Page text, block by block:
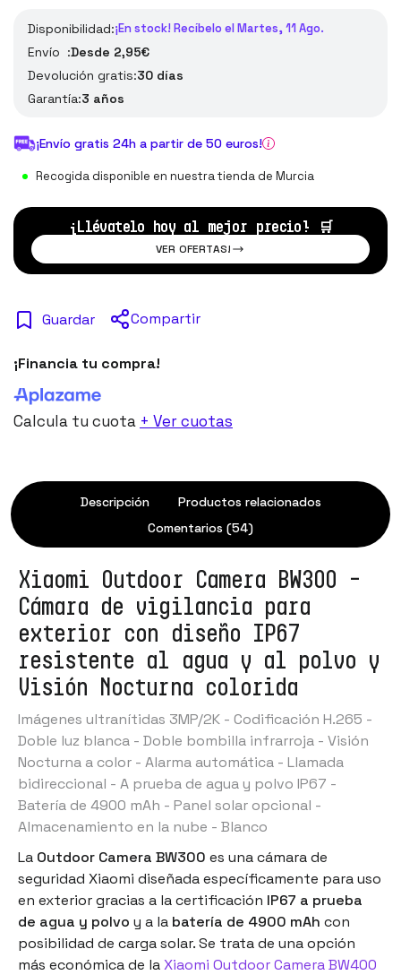
Disponibilidad:¡En stock! Recíbelo el Martes, 11 Ago.
Envío :Desde 2,95€
Devolución gratis:30 días
Garantía:3 años
¡Envío gratis 24h a partir de 50 euros!
Recogida disponible en nuestra tienda de Murcia
¡Llévatelo hoy al mejor precio! 🛒
VER OFERTAS!
Guardar Compartir
¡Financia tu compra!
Calcula tu cuota + Ver cuotas
Descripción
Productos relacionados
Comentarios (54)
Xiaomi Outdoor Camera BW300 –
Cámara de vigilancia para
exterior con diseño IP67
resistente al agua y al polvo y
Visión Nocturna colorida
Imágenes ultranítidas 3MP/2K - Codificación H.265 -
Doble luz blanca - Doble bombilla infrarroja - Visión
Nocturna a color - Alarma automática - Llamada
bidireccional - A prueba de agua y polvo IP67 -
Batería de 4900 mAh - Panel solar opcional -
Almacenamiento en la nube - Blanco
La Outdoor Camera BW300 es unacámara de
seguridad Xiaomi diseñada específicamente para uso
en exterior gracias a la certificación IP67 a prueba
de agua y polvo y a la batería de 4900 mAh con
posibilidad de carga solar. Se trata de una opción
más económica de laXiaomi Outdoor Camera BW400